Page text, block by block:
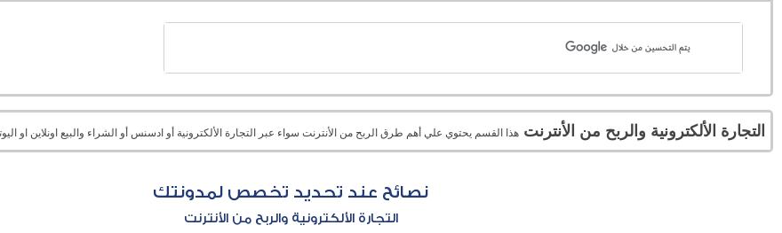
التجارة الألكترونية والربح من الأنترنت هذا القسم يحتوي علي أهم طرق الربح من الأنترنت سواء عبر التجارة الألكترونية أو ادسنس أو الشراء والبيع اونلاين او
نصائح عند تحديد تخصص لمدونتك
التجارة الألكترونية والربح من الأنترنت